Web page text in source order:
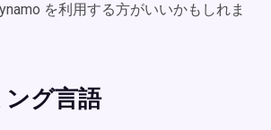
を利用する方がいいかもしれま
グ言語